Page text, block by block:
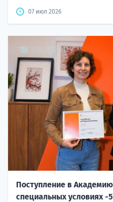
07 июл 2026
Поступление в
специальных условиях